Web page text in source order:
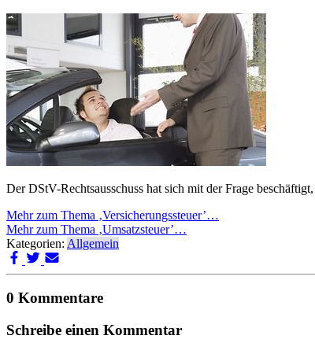
Der DStV-Rechtsausschuss hat sich mit der Frage
Mehr zum Thema ‚Versicherungssteuer’…
Mehr zum Thema ‚Umsatzsteuer’…
Kategorien: Allgemein
0 Kommentare
Schreibe einen Kommentar